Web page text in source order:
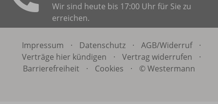
Wir sind heute bis 17:00 Uhr für Sie zu
erreichen.
Impressum · Datenschutz · AGB/Widerruf
·
Verträge hier kündigen
· Vertrag widerrufen
·
Barrierefreiheit
· Cookies · © Westermann